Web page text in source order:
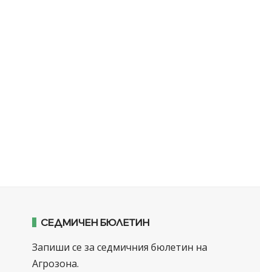
СЕДМИЧЕН БЮЛЕТИН
Запиши се за седмичния бюлетин на
Агрозона.